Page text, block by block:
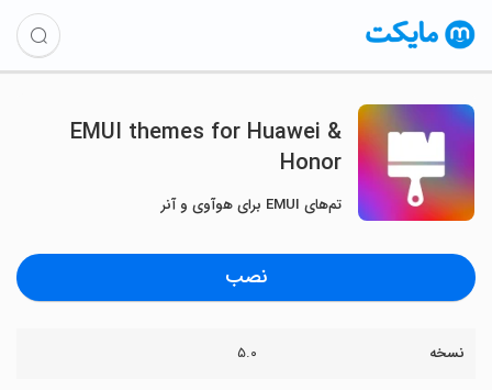
EMUI themes for Huawei &
Honor
تم‌های EMUI برای هوآوی و آنر
نصب
نسخه ۵.۰